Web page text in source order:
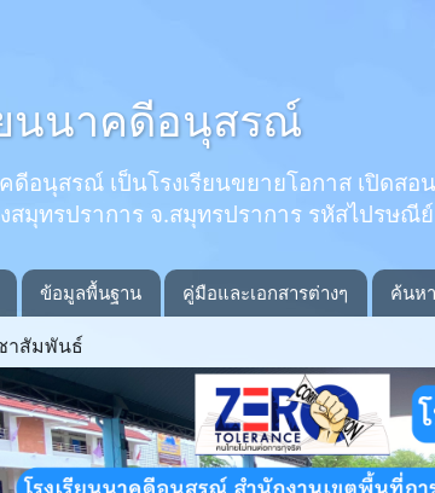
ยนนาคดีอนุสรณ์
ดีอนุสรณ์ เป็นโรงเรียนขยายโอกาส เปิด
สมุทรปราการ จ.สมุทรปราการ รหัสไปรษ
ข้อมูลพื้นฐาน คู่มือและเอกสารต่างๆ ค้นห
าสัมพันธ์